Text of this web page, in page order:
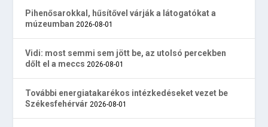
Pihenősarokkal, hűsítővel várják a látogatókat a
múzeumban 2026-08-01
Vidi: most semmi sem jött be, az utolsó percekben
dőlt el a meccs 2026-08-01
További energiatakarékos intézkedéseket vezet be
Székesfehérvár 2026-08-01